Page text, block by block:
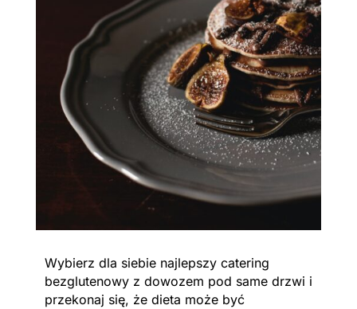
Wybierz dla siebie najlepszy catering
bezglutenowy z dowozem pod same drzwi i
przekonaj się, że dieta może być